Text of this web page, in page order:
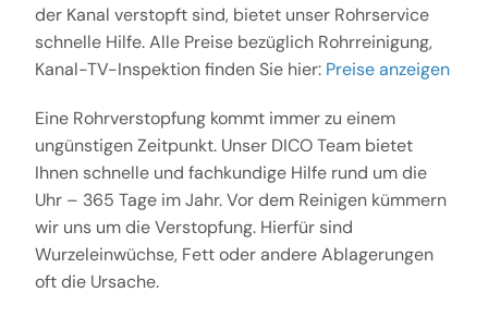
der Kanal verstopft sind, bietet unser Rohrservice
schnelle Hilfe. Alle Preise bezüglich Rohrreinigung,
Kanal-TV-Inspektion finden Sie hier: Preise anzeigen
Eine Rohrverstopfung kommt immer zu einem
ungünstigen Zeitpunkt. Unser DICO Team bietet
Ihnen schnelle und fachkundige Hilfe rund um die
Uhr – 365 Tage im Jahr. Vor dem Reinigen kümmern
wir uns um die Verstopfung. Hierfür sind
Wurzeleinwüchse, Fett oder andere Ablagerungen
oft die Ursache.